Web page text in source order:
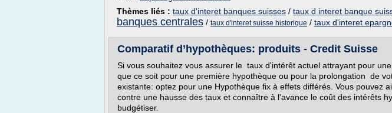
Thèmes liés : taux d'interet banques suisses / taux d interet banque
banques centrales / taux d'interet suisse historique / taux d'interet
Comparatif d’hypothèques: produits - Credit Suisse
Si vous souhaitez vous assurer le taux d'intérêt actuel attrayant pour
que ce soit pour une première hypothèque ou pour la prolongation de
existante: optez pour une Hypothèque fix à effets différés. Vous pouvez
contre une hausse des taux et connaître à l'avance le coût des intérêts
budgétiser.